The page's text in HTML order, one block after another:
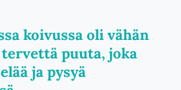
koivussa oli vähän
tervettä puuta, joka
ja pysyä